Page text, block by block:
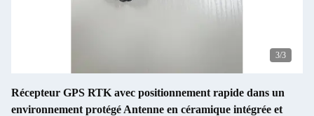
3/3
Récepteur GPS RTK avec positionnement rapide dans un
environnement protégé Antenne en céramique intégrée et